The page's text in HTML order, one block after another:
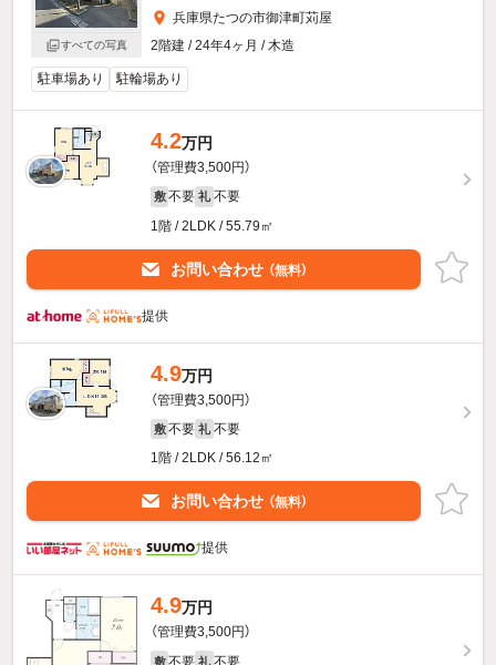
すべての写真
兵庫県たつの市御津町苅屋
2階建 / 24年4ヶ月 / 木造
駐車場あり 駐輪場あり
4.2万円
（管理費3,500円）
敷 不要 礼 不要
1階 / 2LDK / 55.79㎡
お問い合わせ （無料）
提供
4.9万円
（管理費3,500円）
敷 不要 礼 不要
1階 / 2LDK / 56.12㎡
お問い合わせ （無料）
提供
4.9万円
（管理費3,500円）
敷 不要 礼 不要